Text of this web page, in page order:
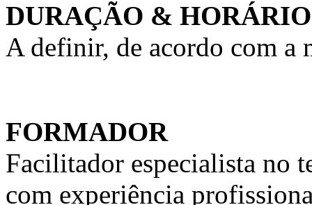
DURAÇÃO & HORÁRIO
A definir, de acordo com a
FORMADOR
Facilitador especialista no
com experiência